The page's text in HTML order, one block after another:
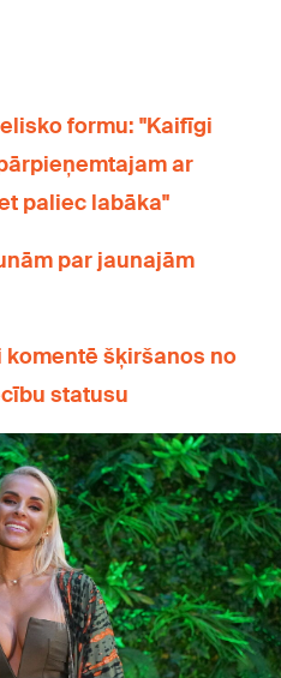
formu: "Kaifīgi
ar
paliec labāka"
par jaunajām
komentē šķiršanos no
statusu